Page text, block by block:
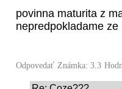
povinna maturita z
nepredpokladame
Odpovedať Známka: 3.3